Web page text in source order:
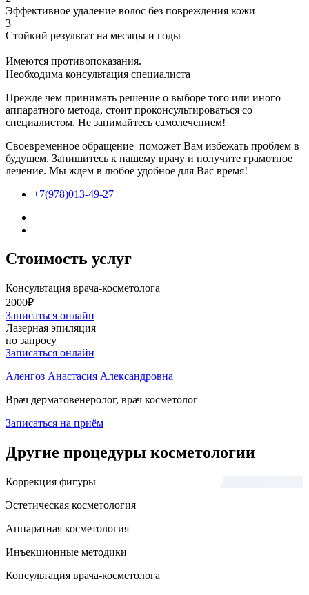
Эффективное удаление волос без повреждения кожи
3
Стойкий результат на месяцы и годы
Имеются противопоказания.
Необходима консультация специалиста
Прежде чем принимать решение о выборе того или иного
аппаратного метода, стоит проконсультироваться со
специалистом. Не занимайтесь самолечением!
Своевременное обращение поможет Вам избежать проблем в
будущем. Запишитесь к нашему врачу и получите грамотное
лечение. Мы ждем в любое удобное для Вас время!
+7(978)013-49-27
Стоимость услуг
Консультация врача-косметолога
2000₽
Записаться онлайн
Лазерная эпиляция
по запросу
Записаться онлайн
Аленгоз Анастасия Александровна
Врач дерматовенеролог, врач косметолог
Записаться на приём
Другие процедуры косметологии
Коррекция фигуры
Эстетическая косметология
Аппаратная косметология
Инъекционные методики
Консультация врача-косметолога